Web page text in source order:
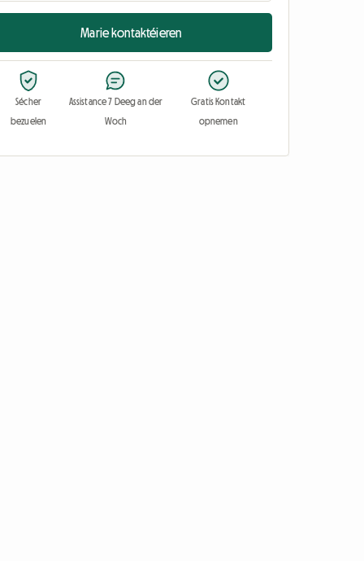
Marie kontaktéieren
Sécher
bezuelen
Assistance 7 Deeg an der
Woch
Gratis Kontakt
opnemen